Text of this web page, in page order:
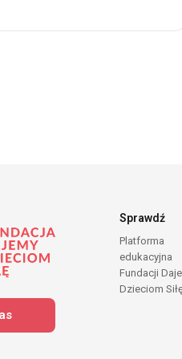
Sprawdź
Platforma
edukacyjna
Fundacji
Dzieciom